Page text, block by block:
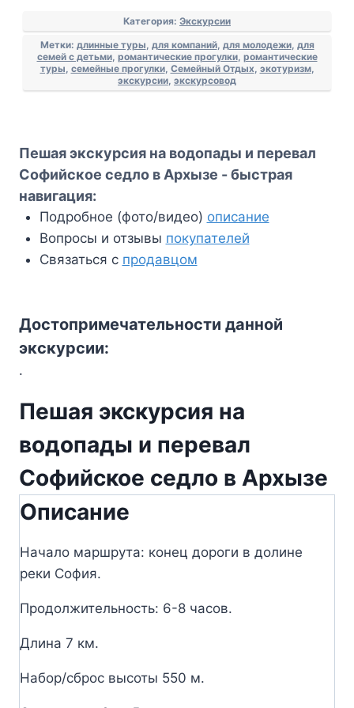
водопады
и
седло
в
Архызе
Категория: Экскурсии
Метки: длинные туры, для компаний, для молодежи, для
семей с детьми, романтические прогулки, романтические
туры, семейные прогулки, Семейный Отдых, экотуризм,
экскурсии, экскурсовод
Пешая экскурсия на водопады и перевал
Софийское седло в Архызе - быстрая
навигация:
Подробное (фото/видео) описание
Вопросы и отзывы покупателей
Связаться с продавцом
Достопримечательности данной
экскурсии:
.
Пешая экскурсия на
водопады и перевал
Софийское седло в Архызе
Описание
Начало маршрута: конец дороги в долине
реки София.
Продолжительность: 6-8 часов.
Длина 7 км.
Набор/сброс высоты 550 м.